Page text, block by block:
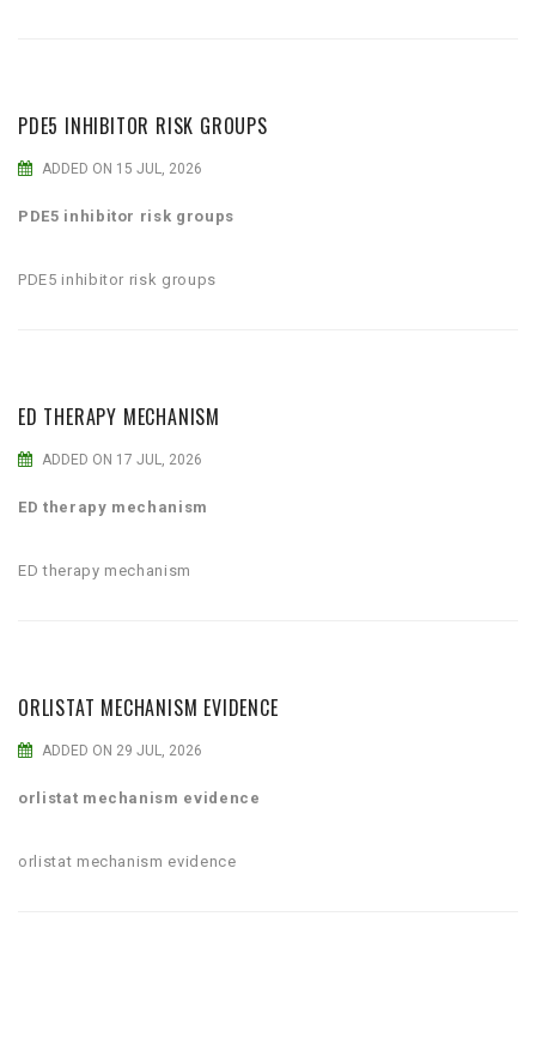
PDE5 INHIBITOR RISK GROUPS
ADDED ON 15 JUL, 2026
PDE5 inhibitor risk groups
PDE5 inhibitor risk groups
ED THERAPY MECHANISM
ADDED ON 17 JUL, 2026
ED therapy mechanism
ED therapy mechanism
ORLISTAT MECHANISM EVIDENCE
ADDED ON 29 JUL, 2026
orlistat mechanism evidence
orlistat mechanism evidence